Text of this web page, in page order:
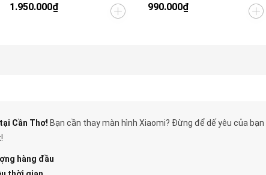
1.950.000₫ 990.000₫
Cần Thơ! Bạn cần thay màn hình Xiaomi? Đừng để dế yêu của
hàng đầu